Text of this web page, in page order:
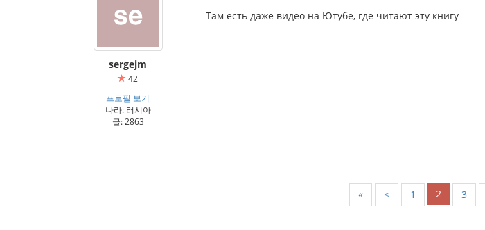
sergejm
42
프로필 보기
나라: 러시아
글: 2863
Там есть даже видео на Ютубе, где читают эту книгу
« < 1 2 3